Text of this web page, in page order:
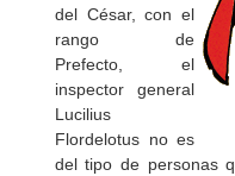
del César, con el
rango de
Prefecto, el
inspector general
Lucilius
Flordelotus no es
del tipo de personas